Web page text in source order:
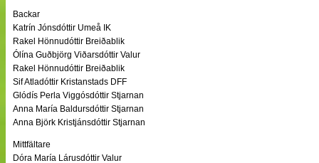
NÄTverket
Split vision
Backar
Katrín Jónsdóttir Umeå IK
Rakel Hönnudóttir Breiðablik
Ólína Guðbjörg Viðarsdóttir Valur
Rakel Hönnudóttir Breiðablik
Sif Atladóttir Kristanstads DFF
Glódís Perla Viggósdóttir Stjarnan
Anna María Baldursdóttir Stjarnan
Anna Björk Kristjánsdóttir Stjarnan
Mittfältare
Dóra María Lárusdóttir Valur